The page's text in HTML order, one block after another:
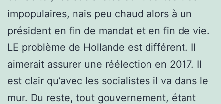
impopulaires, nais peu chaud alors à un
président en fin de mandat et en fin de vie.
LE problème de Hollande est différent. Il
aimerait assurer une réélection en 2017. Il
est clair qu’avec les socialistes il va dans le
mur. Du reste, tout gouvernement, étant